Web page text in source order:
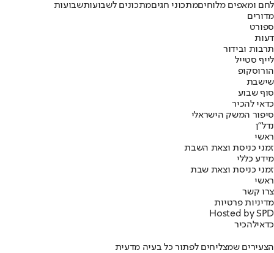
לחם ומאפים מלוחיםמתכוני חגיםמתכונים לשבועותשבועות
מדורים
ספורט
דעות
תרבות ובידור
לייף סטייל
הורוסקופ
שישבת
סוף שבוע
כדאי להכיר
סיפור המשק הישראלי
נדל"ן
ראשי
זמני כניסת וצאת השבת
מידע כללי
זמני כניסת וצאת שבת
ראשי
צרו קשר
מדיניות פרטיות
Hosted by SPD
כדאילהכיר
הצעירים שמצליחים לפתור כל בעיה מדעית